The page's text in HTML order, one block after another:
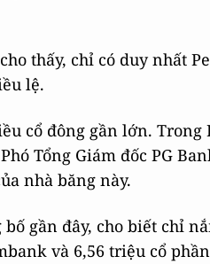
thấy, chỉ có duy nhất
lệ.
cổ đông gần lớn.
Tổng Giám đốc PG
nhà băng này.
gần đây, cho biết chỉ
và 6,56 triệu cổ